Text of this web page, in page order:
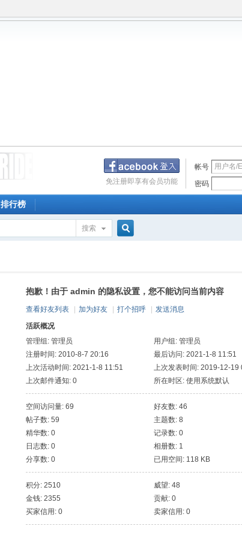
帐号
密码
免注册即享有会员功能
排行榜
搜索
索
抱歉！由于 admin 的隐私设置，您不能访问当前内容
查看好友列表 加为好友 打个招呼
发送消息
活跃概况
管理组: 管理员 用户组: 管理员
注册时间: 2010-8-7 20:16
最后访问: 2021-1-8 11:51
上次活动时间: 2021-1-8 11:51
上次发表时间: 2019-12-19
上次邮件通知: 0
所在时区: 使用系统默认
空间访问量: 69
好友数: 46
帖子数: 59
主题数: 8
精华数: 0
记录数: 0
日志数: 0
相册数: 1
分享数: 0
已用空间: 118 KB
积分: 2510
威望: 48
金钱: 2355
贡献: 0
买家信用: 0
卖家信用: 0